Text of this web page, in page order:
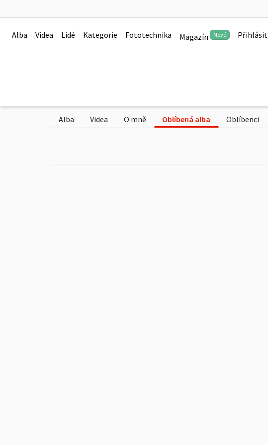
Alba Videa Lidé Kategorie Fototechnika Magazín Nové Přihlásit
mrdvola Sledovat
Alba Videa O mně Oblíbená alba Oblíbenci